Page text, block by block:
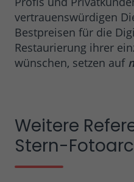
vertrauenswürdigen
Bestpreisen für die
Restaurierung ihrer
wünschen, setzen auf
Weitere
Stern-